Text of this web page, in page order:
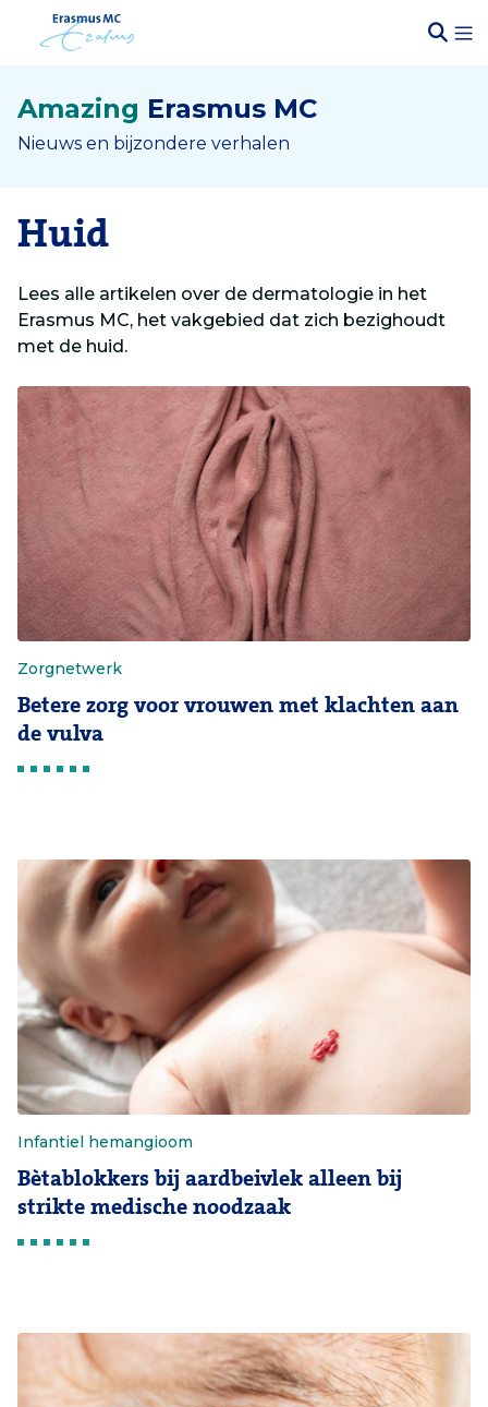
Amazing Erasmus MC
Nieuws en bijzondere verhalen
Huid
Lees alle artikelen over de dermatologie in het
Erasmus MC, het vakgebied dat zich bezighoudt
met de huid.
Zorgnetwerk
Betere zorg voor vrouwen met klachten aan
de vulva
Infantiel hemangioom
Bètablokkers bij aardbeivlek alleen bij
strikte medische noodzaak